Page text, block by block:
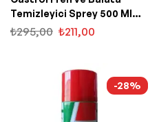
Temizleyici Sprey 500 Ml
Brake Cleaner
₺295,00 ₺211,00
-28%